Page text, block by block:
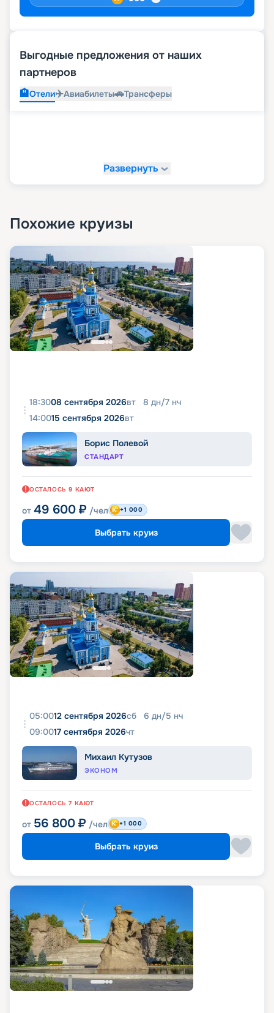
Выгодные предложения от наших
партнеров
🏨Отели✈️Авиабилеты🚗Трансферы
Развернуть
Похожие круизы
18:3008 сентября 2026вт 8 дн/7 нч
14:0015 сентября 2026вт
Борис Полевой
СТАНДАРТ
ОСТАЛОСЬ 9 КАЮТ
от 49 600 ₽ /чел +1 000
Выбрать круиз
05:0012 сентября 2026сб 6 дн/5 нч
09:0017 сентября 2026чт
Михаил Кутузов
ЭКОНОМ
ОСТАЛОСЬ 7 КАЮТ
от 56 800 ₽ /чел +1 000
Выбрать круиз